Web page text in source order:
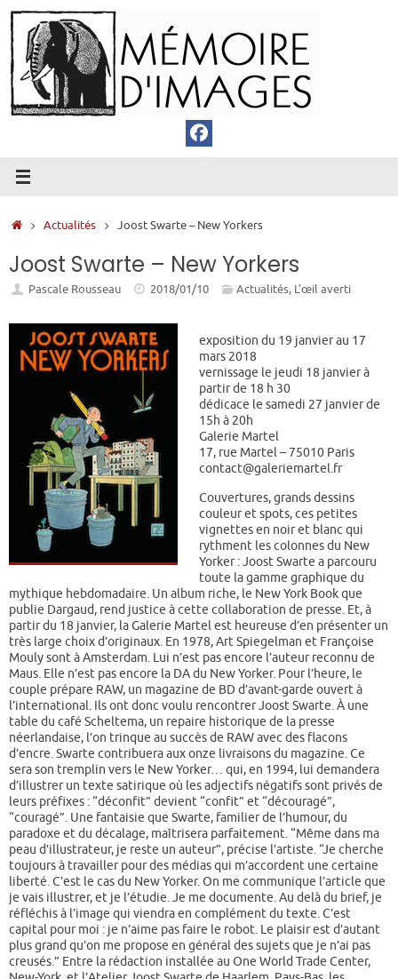
Passer
au
contenu
Accueil
Actualités Joost Swarte – New Yorkers
Joost Swarte – New Yorkers
Pascale Rousseau 2018/01/10 Actualités, L’œil averti
exposition du 19 janvier au 17
mars 2018
vernissage le jeudi 18 janvier à
partir de 18 h 30
dédicace le samedi 27 janvier de
15h à 20h
Galerie Martel
17, rue Martel – 75010 Paris
contact@galeriemartel.fr
Couvertures, grands dessins
couleur et spots, ces petites
vignettes en noir et blanc qui
rythment les colonnes du New
Yorker : Joost Swarte a parcouru
toute la gamme graphique du
mythique hebdomadaire. Un album riche, le New York Book que
publie Dargaud, rend justice à cette collaboration de presse. Et, à
partir du 18 janvier, la Galerie Martel est heureuse d’en présenter un
très large choix d’originaux. En 1978, Art Spiegelman et Françoise
Mouly sont à Amsterdam. Lui n’est pas encore l’auteur reconnu de
Maus. Elle n’est pas encore la DA du New Yorker. Pour l’heure, le
couple prépare RAW, un magazine de BD d’avant-garde ouvert à
l’international. Ils ont donc voulu rencontrer Joost Swarte. À une
table du café Scheltema, un repaire historique de la presse
néerlandaise, l’on trinque au succès de RAW avec des flacons
d’encre. Swarte contribuera aux onze livraisons du magazine. Ce
sera son tremplin vers le New Yorker… qui, en 1994, lui demandera
d’illustrer un texte satirique où les adjectifs négatifs sont privés de
leurs préfixes : “déconfit” devient “confit” et “découragé”,
“couragé”. Une fantaisie que Swarte, familier de l’humour, du
paradoxe et du décalage, maîtrisera parfaitement. “Même dans ma
peau d’illustrateur, je reste un auteur”, précise l’artiste. “Je cherche
toujours à travailler pour des médias qui m’accordent une certaine
liberté. C’est le cas du New Yorker. On me communique l’article que
je vais illustrer, et je l’étudie. Je me documente. Au delà du brief, je
réfléchis à l’image qui viendra en complément du texte. C’est
capital pour moi : je n’aime pas faire le robot. Le plaisir est d’autant
plus grand qu’on me propose en général des sujets que je n’ai pas
creusés.” Entre la rédaction installée au One World Trade Center,